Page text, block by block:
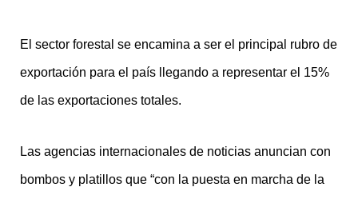
El sector forestal se encamina a ser el principal rubro de
exportación para el país llegando a representar el 15%
de las exportaciones totales.
Las agencias internacionales de noticias anuncian con
bombos y platillos que “con la puesta en marcha de la